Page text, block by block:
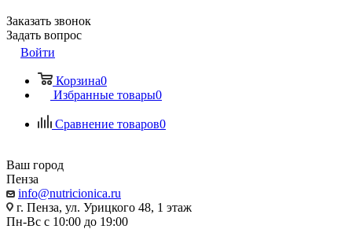
Заказать звонок
Задать вопрос
Войти
Корзина0
Избранные товары0
Сравнение товаров0
Ваш город
Пенза
info@nutricionica.ru
г. Пенза, ул. Урицкого 48, 1 этаж
Пн-Вс с 10:00 до 19:00